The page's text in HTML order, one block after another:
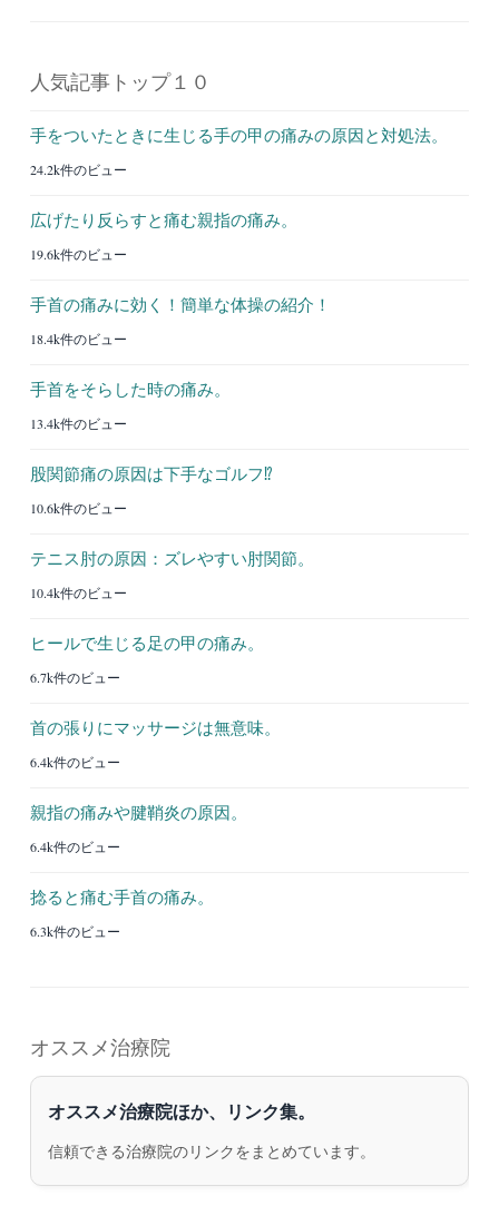
人気記事トップ１０
手をついたときに生じる手の甲の痛みの原因と対処法。
24.2k件のビュー
広げたり反らすと痛む親指の痛み。
19.6k件のビュー
手首の痛みに効く！簡単な体操の紹介！
18.4k件のビュー
手首をそらした時の痛み。
13.4k件のビュー
股関節痛の原因は下手なゴルフ⁉︎
10.6k件のビュー
テニス肘の原因：ズレやすい肘関節。
10.4k件のビュー
ヒールで生じる足の甲の痛み。
6.7k件のビュー
首の張りにマッサージは無意味。
6.4k件のビュー
親指の痛みや腱鞘炎の原因。
6.4k件のビュー
捻ると痛む手首の痛み。
6.3k件のビュー
オススメ治療院
オススメ治療院ほか、リンク集。
信頼できる治療院のリンクをまとめています。